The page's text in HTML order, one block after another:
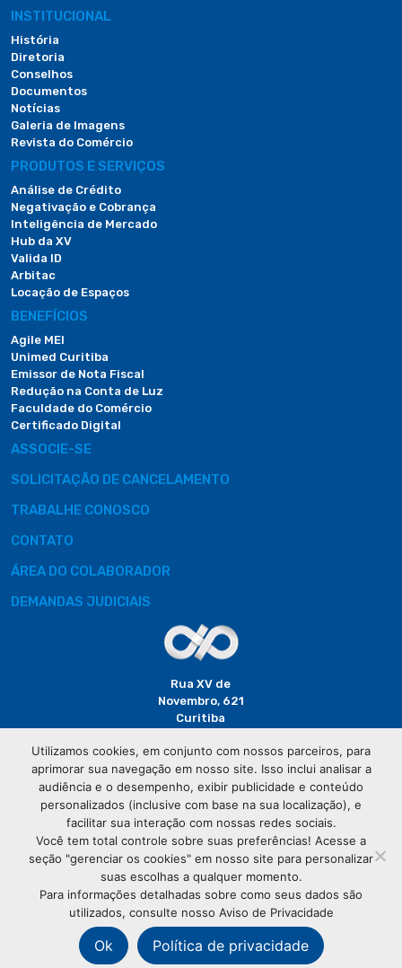
INSTITUCIONAL
História
Diretoria
Conselhos
Documentos
Notícias
Galeria de Imagens
Revista do Comércio
PRODUTOS E SERVIÇOS
Análise de Crédito
Negativação e Cobrança
Inteligência de Mercado
Hub da XV
Valida ID
Arbitac
Locação de Espaços
BENEFÍCIOS
Agile MEI
Unimed Curitiba
Emissor de Nota Fiscal
Redução na Conta de Luz
Faculdade do Comércio
Certificado Digital
ASSOCIE-SE
SOLICITAÇÃO DE CANCELAMENTO
TRABALHE CONOSCO
CONTATO
ÁREA DO COLABORADOR
DEMANDAS JUDICIAIS
Rua XV de
Novembro, 621
Curitiba
(41) 3320-
2929
© CopyrightAssociação Comercial do Paraná - Todos os
direitos reservados
76.583.004/0001-01
Utilizamos cookies, em conjunto com nossos parceiros, para
aprimorar sua navegação em nosso site. Isso inclui analisar a
audiência e o desempenho, exibir publicidade e conteúdo
personalizados (inclusive com base na sua localização), e
facilitar sua interação com nossas redes sociais.
Você tem total controle sobre suas preferências! Acesse a
seção "gerenciar os cookies" em nosso site para personalizar
suas escolhas a qualquer momento.
Para informações detalhadas sobre como seus dados são
utilizados, consulte nosso Aviso de Privacidade
Ok Política de privacidade